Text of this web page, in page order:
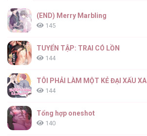
(END) Merry Marbling
145
TUYỂN TẬP: TRAI CÓ LỒN
144
TÔI PHẢI LÀM MỘT KẺ ĐẠI XẤU XA
144
Tổng hợp oneshot
140